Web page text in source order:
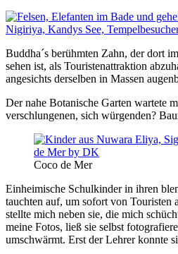
Buddha´s berühmten Zahn, der dort
sehen ist, als Touristenattraktion
angesichts derselben in Massen
Der nahe Botanische Garten wartete
verschlungenen, sich würgenden?
Coco de Mer
Einheimische Schulkinder in ihren
tauchten auf, um sofort von Touristen
stellte mich neben sie, die mich
meine Fotos, ließ sie selbst
umschwärmt. Erst der Lehrer konnte